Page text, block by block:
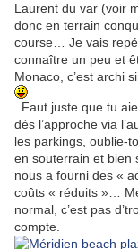
Laurent du var (voir
donc en terrain
course… Je vais
connaître un peu et
Monaco, c’est archi
. Faut juste que tu
dès l’approche via
les parkings, oublie-
en souterrain et bien
nous a fourni des «
coûts « réduits »…
normal, c’est pas
compte.